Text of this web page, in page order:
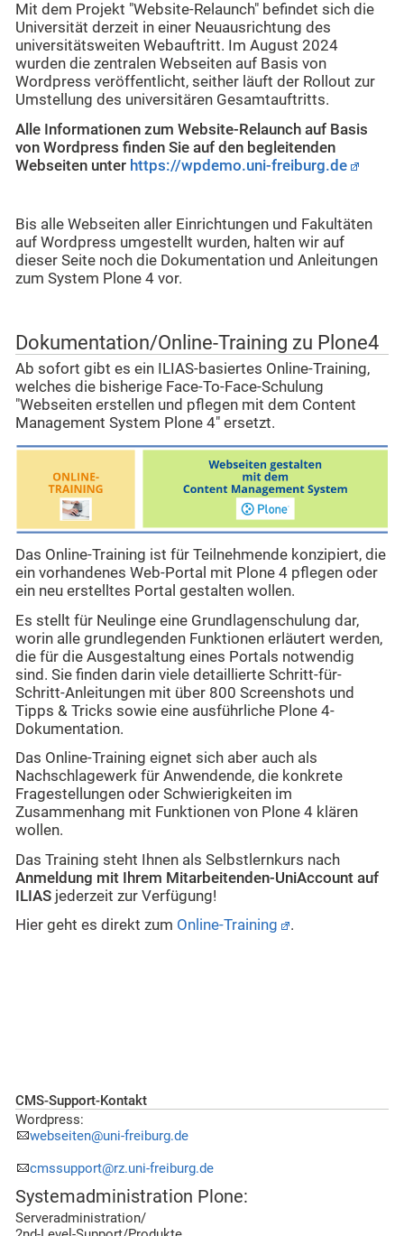
Mit dem Projekt "Website-Relaunch" befindet sich die
Universität derzeit in einer Neuausrichtung des
universitätsweiten Webauftritt. Im August 2024
wurden die zentralen Webseiten auf Basis von
Wordpress veröffentlicht, seither läuft der Rollout zur
Umstellung des universitären Gesamtauftritts.
Alle Informationen zum Website-Relaunch auf Basis
von Wordpress finden Sie auf den begleitenden
Webseiten unter https://wpdemo.uni-freiburg.de
Bis alle Webseiten aller Einrichtungen und Fakultäten
auf Wordpress umgestellt wurden, halten wir auf
dieser Seite noch die Dokumentation und Anleitungen
zum System Plone 4 vor.
Dokumentation/Online-Training zu Plone4
Ab sofort gibt es ein ILIAS-basiertes Online-Training,
welches die bisherige Face-To-Face-Schulung
"Webseiten erstellen und pflegen mit dem Content
Management System Plone 4" ersetzt.
Das Online-Training ist für Teilnehmende konzipiert, die
ein vorhandenes Web-Portal mit Plone 4 pflegen oder
ein neu erstelltes Portal gestalten wollen.
Es stellt für Neulinge eine Grundlagenschulung dar,
worin alle grundlegenden Funktionen erläutert werden,
die für die Ausgestaltung eines Portals notwendig
sind. Sie finden darin viele detaillierte Schritt-für-
Schritt-Anleitungen mit über 800 Screenshots und
Tipps & Tricks sowie eine ausführliche Plone 4-
Dokumentation.
Das Online-Training eignet sich aber auch als
Nachschlagewerk für Anwendende, die konkrete
Fragestellungen oder Schwierigkeiten im
Zusammenhang mit Funktionen von Plone 4 klären
wollen.
Das Training steht Ihnen als Selbstlernkurs nach
Anmeldung mit Ihrem Mitarbeitenden-UniAccount auf
ILIAS jederzeit zur Verfügung!
Hier geht es direkt zum Online-Training .
CMS-Support-Kontakt
Wordpress:
webseiten@uni-freiburg.de
cmssupport@rz.uni-freiburg.de
Systemadministration Plone:
Serveradministration/